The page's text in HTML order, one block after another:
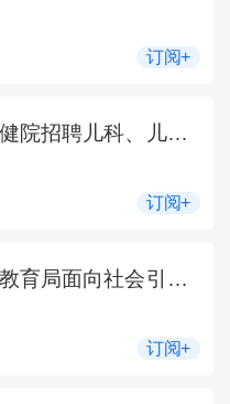
订阅+
、儿童保健科医师3人公告
订阅+
进果育英才学校校长1人公告
订阅+